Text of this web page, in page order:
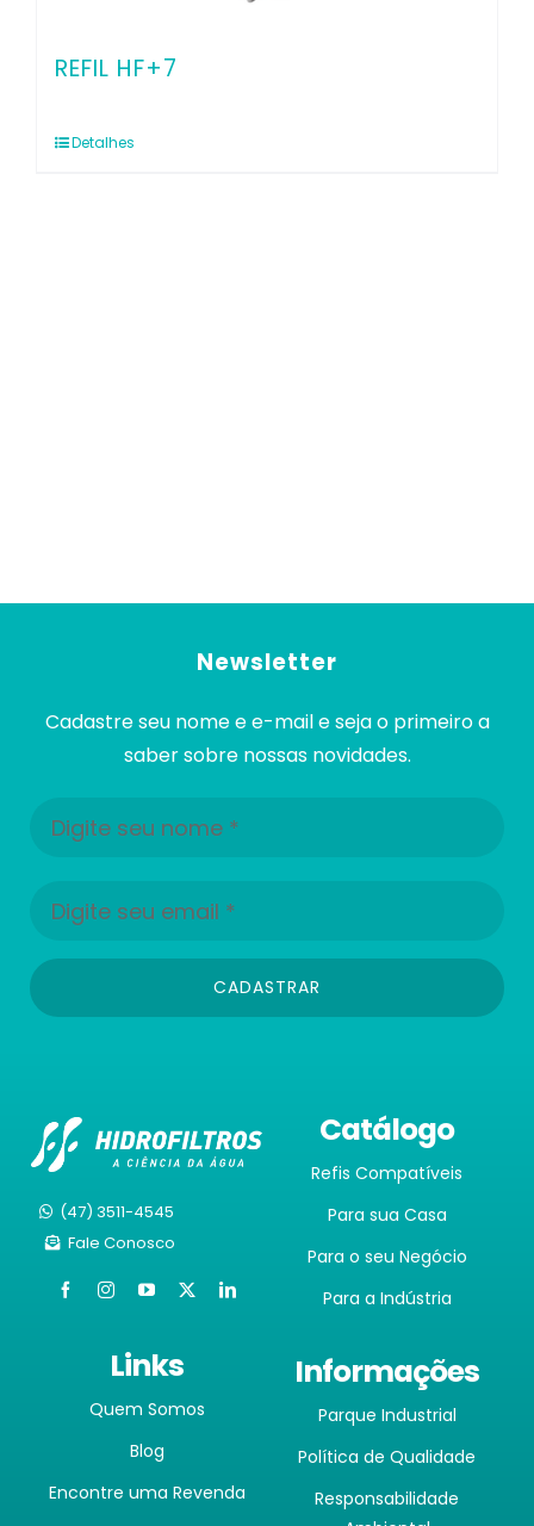
REFIL HF+7
Detalhes
Newsletter
Cadastre seu nome e e-mail e seja o primeiro a
saber sobre nossas novidades.
CADASTRAR
(47) 3511-4545
Fale Conosco
Catálogo
Refis Compatíveis
Para sua Casa
Para o seu Negócio
Para a Indústria
Links
Quem Somos
Blog
Encontre uma Revenda
Informações
Parque Industrial
Política de Qualidade
Responsabilidade